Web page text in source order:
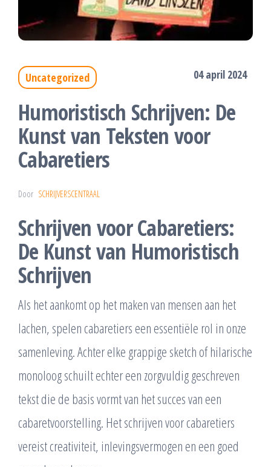
Uncategorized 04 april 2024
Humoristisch Schrijven: De
Kunst van Teksten voor
Cabaretiers
Door SCHRIJVERSCENTRAAL
Schrijven voor Cabaretiers:
De Kunst van Humoristisch
Schrijven
Als het aankomt op het maken van mensen aan het
lachen, spelen cabaretiers een essentiële rol in onze
samenleving. Achter elke grappige sketch of hilarische
monoloog schuilt echter een zorgvuldig geschreven
tekst die de basis vormt van het succes van een
cabaretvoorstelling. Het schrijven voor cabaretiers
vereist creativiteit, inlevingsvermogen en een goed